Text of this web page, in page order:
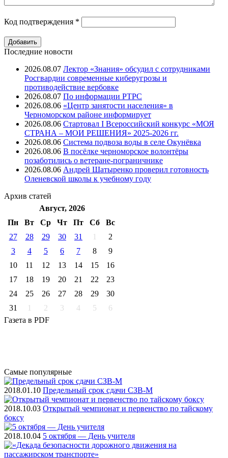
Код подтверждения *
Последние новости
2026.08.07 Лектор «Знания» обсудил с сотрудниками
Росгвардии современные киберугрозы и
противодействие вербовке
2026.08.07 ⁠По информации РТРС
2026.08.06 «Центр занятости населения» в
Черноморском районе информирует
2026.08.06 Стартовал I Всероссийский конкурс «МОЯ
СТРАНА – МОИ РЕШЕНИЯ» 2025-2026 гг.
2026.08.06 Система подвоза воды в селе Окунёвка
2026.08.06 В посёлке черноморское волонтёры
позаботились о ветеране-пограничнике
2026.08.06 Андрей Шатыренко проверил готовность
Оленевской школы к учебному году
Архив статей
Август, 2026
Пн
Вт Ср Чт Пт Cб
Вс
27
28 29 30 31 1
2
3
4 5 6 7 8
9
10
11 12 13 14 15
16
17
18 19 20 21 22
23
24
25 26 27 28 29
30
31
1 2 3 4 5
6
Газета в PDF
Самые популярные
2018.01.10 Предельный срок сдачи СЗВ-М
2018.10.03 Открытый чемпионат и первенство по тайскому
боксу
2018.10.04 5 октября — День учителя